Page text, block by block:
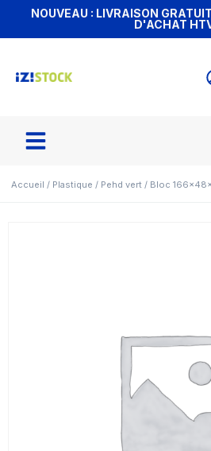
NOUVEAU : LIVRAISON
D'ACHAT
Accueil / Plastique / Pehd vert / Bloc